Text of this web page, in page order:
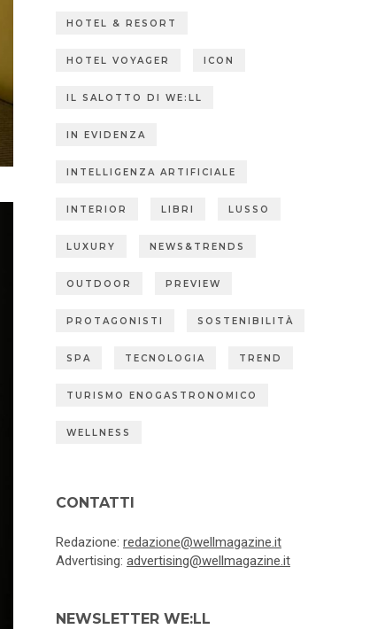
HOTEL & RESORT
HOTEL VOYAGER ICON
IL SALOTTO DI WE:LL
IN EVIDENZA
INTELLIGENZA ARTIFICIALE
INTERIOR LIBRI LUSSO
LUXURY NEWS&TRENDS
OUTDOOR PREVIEW
PROTAGONISTI SOSTENIBILITÀ
SPA TECNOLOGIA TREND
TURISMO ENOGASTRONOMICO
WELLNESS
CONTATTI
Redazione: redazione@wellmagazine.it
Advertising: advertising@wellmagazine.it
NEWSLETTER WE:LL